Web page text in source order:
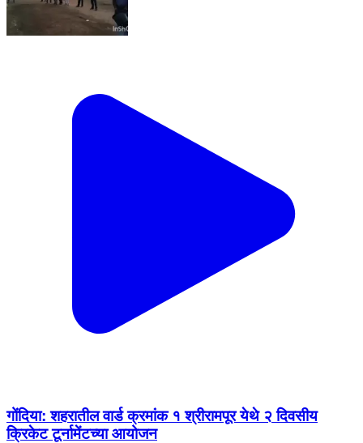
गोंदिया: शहरातील वार्ड क्रमांक १ श्रीरामपूर येथे २ दिवसीय
क्रिकेट टूर्नामेंटच्या आयोजन